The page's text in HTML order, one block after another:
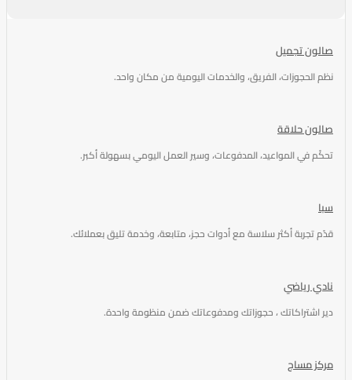
صالون تجميل
نظم الحجوزات، الفريق، والخدمات اليومية من مكان واحد.
صالون حلاقة
تحكّم في المواعيد، المدفوعات، وسير العمل اليومي بسهولة أكبر.
سبا
قدّم تجربة أكثر سلاسة مع أدوات حجز، متابعة، وخدمة تليق بعملائك.
نادي رياضي
دير اشتراكاتك ، حجوزاتك ومدفوعاتك ضمن منظومة واحدة.
مركز مساج